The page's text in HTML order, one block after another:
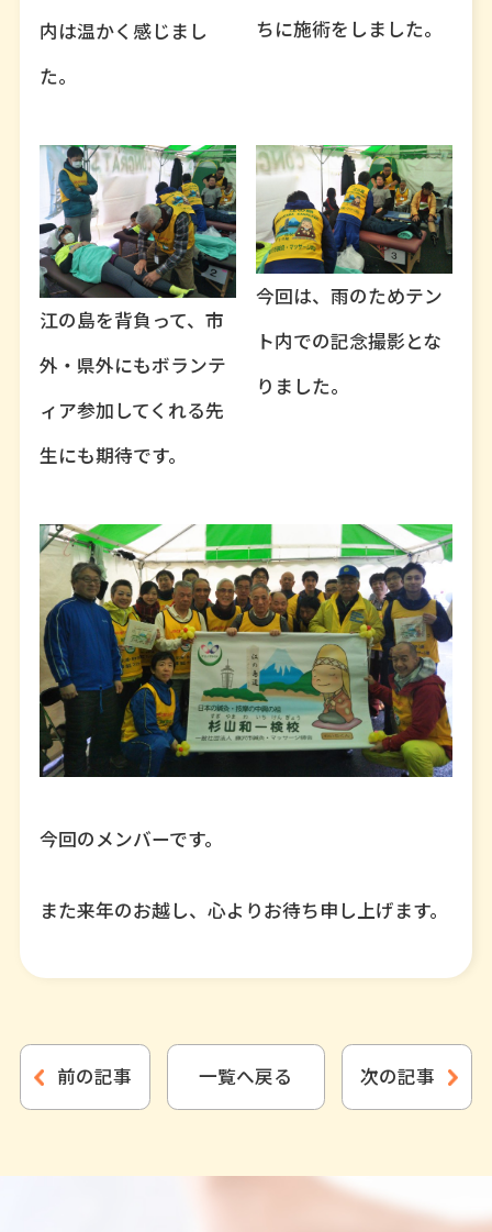
内は温かく感じまし
た。
ちに施術をしました。
江の島を背負って、市
外・県外にもボランテ
ィア参加してくれる先
生にも期待です。
今回は、雨のためテン
ト内での記念撮影とな
りました。
今回のメンバーです。
また来年のお越し、心よりお待ち申し上げます。
前の記事 一覧へ戻る 次の記事